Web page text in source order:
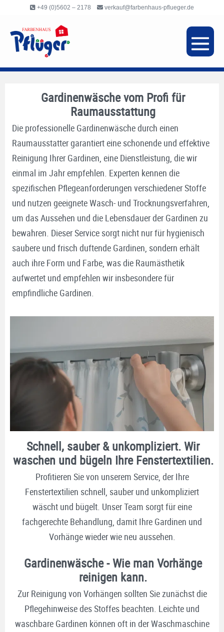
+49 (0)5602 – 2178 verkauf@farbenhaus-pflueger.de
Gardinenwäsche vom Profi für
Raumausstattung
Die professionelle Gardinenwäsche durch einen
Raumausstatter garantiert eine schonende und effektive
Reinigung Ihrer Gardinen, eine Dienstleistung, die wir
einmal im Jahr empfehlen. Experten kennen die
spezifischen Pflegeanforderungen verschiedener Stoffe
und nutzen geeignete Wasch- und Trocknungsverfahren,
um das Aussehen und die Lebensdauer der Gardinen zu
bewahren. Dieser Service sorgt nicht nur für hygienisch
saubere und frisch duftende Gardinen, sondern erhält
auch ihre Form und Farbe, was die Raumästhetik
aufwertet und empfehlen wir insbesondere für
empfindliche Gardinen.
Schnell, sauber & unkompliziert. Wir
waschen und bügeln Ihre Fenstertextilien.
Profitieren Sie von unserem Service, der Ihre
Fenstertextilien schnell, sauber und unkompliziert
wäscht und bügelt. Unser Team sorgt für eine
fachgerechte Behandlung, damit Ihre Gardinen und
Vorhänge wieder wie neu aussehen.
Gardinenwäsche - Wie man Vorhänge
reinigen kann.
Zur Reinigung von Vorhängen sollten Sie zunächst die
Pflegehinweise des Stoffes beachten. Leichte und
waschbare Gardinen können oft in der Waschmaschine